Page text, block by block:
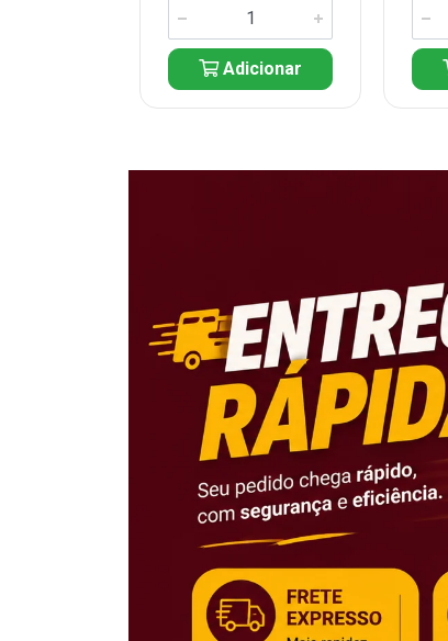
Adicionar